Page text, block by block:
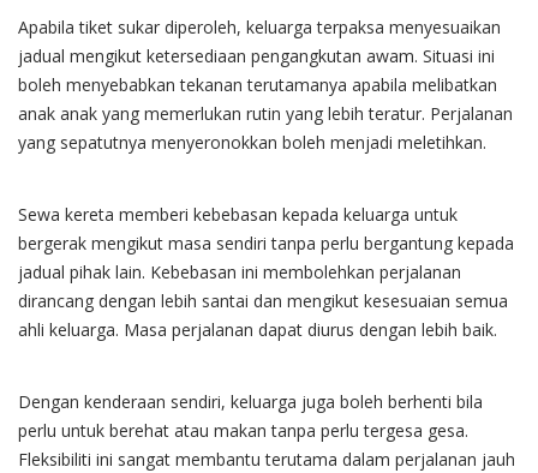
Apabila tiket sukar diperoleh, keluarga terpaksa menyesuaikan
jadual mengikut ketersediaan pengangkutan awam. Situasi ini
boleh menyebabkan tekanan terutamanya apabila melibatkan
anak anak yang memerlukan rutin yang lebih teratur. Perjalanan
yang sepatutnya menyeronokkan boleh menjadi meletihkan.
Sewa kereta memberi kebebasan kepada keluarga untuk
bergerak mengikut masa sendiri tanpa perlu bergantung kepada
jadual pihak lain. Kebebasan ini membolehkan perjalanan
dirancang dengan lebih santai dan mengikut kesesuaian semua
ahli keluarga. Masa perjalanan dapat diurus dengan lebih baik.
Dengan kenderaan sendiri, keluarga juga boleh berhenti bila
perlu untuk berehat atau makan tanpa perlu tergesa gesa.
Fleksibiliti ini sangat membantu terutama dalam perjalanan jauh